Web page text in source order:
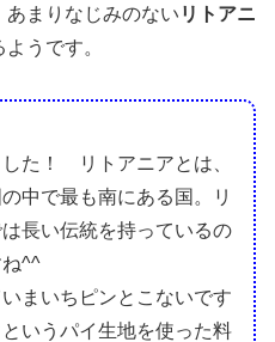
まりなじみのない リトアニ
ようです。
た！ リトアニアとは、
中で最も南にある国。リ
長い伝統を持っているの
^^
まいちピンとこないです
いうパイ生地を使った料